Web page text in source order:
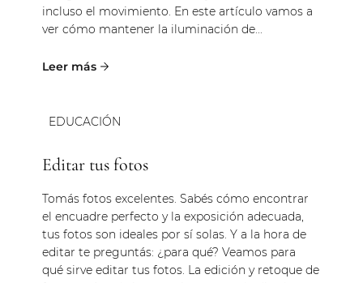
incluso el movimiento. En este artículo vamos a
ver cómo mantener la iluminación de...
Editar tus fotos
Tomás fotos excelentes. Sabés cómo encontrar
el encuadre perfecto y la exposición adecuada,
tus fotos son ideales por sí solas. Y a la hora de
editar te preguntás: ¿para qué? Veamos para
qué sirve editar tus fotos. La edición y retoque de
EDUCACIÓN